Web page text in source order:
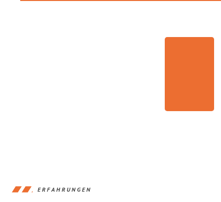
ERFAHRUNGEN